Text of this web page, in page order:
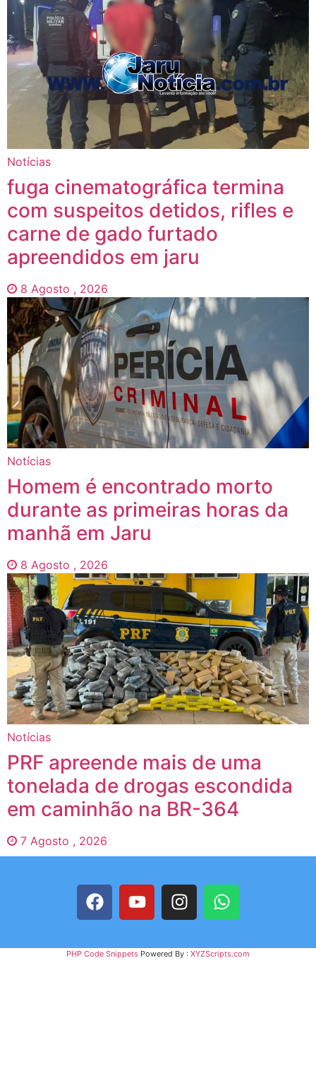
Notícias
fuga cinematográfica termina
com suspeitos detidos, rifles e
carne de gado furtado
apreendidos em jaru
8 Agosto , 2026
Notícias
Homem é encontrado morto
durante as primeiras horas da
manhã em Jaru
8 Agosto , 2026
Notícias
PRF apreende mais de uma
tonelada de drogas escondida
em caminhão na BR-364
7 Agosto , 2026
PHP Code Snippets Powered By : XYZScripts.com